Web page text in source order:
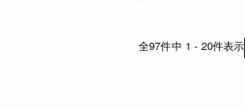
全97件中 1 - 20件表示